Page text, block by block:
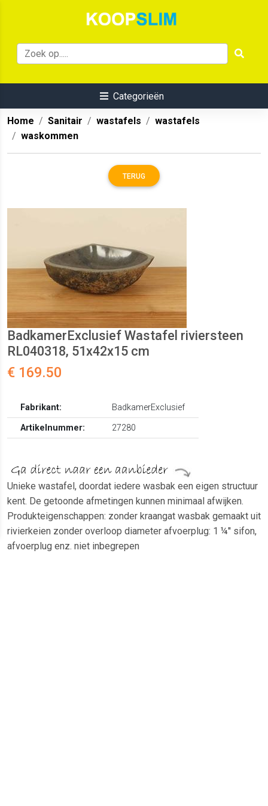
Categorieën
Home Sanitair wastafels
wastafels
waskommen
TERUG
BadkamerExclusief Wastafel riviersteen
RL040318, 51x42x15 cm
€ 169.50
Fabrikant:
BadkamerExclusief
Artikelnummer:
27280
Unieke wastafel, doordat iedere wasbak een eigen structuur
kent. De getoonde afmetingen kunnen minimaal afwijken.
Produkteigenschappen: zonder kraangat wasbak gemaakt uit
rivierkeien zonder overloop diameter afvoerplug: 1 ¼'' sifon,
afvoerplug enz. niet inbegrepen